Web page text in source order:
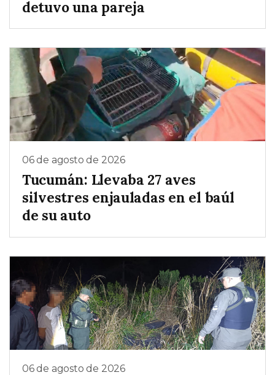
detuvo una pareja
06 de agosto de 2026
Tucumán: Llevaba 27 aves
silvestres enjauladas en el baúl
de su auto
06 de agosto de 2026